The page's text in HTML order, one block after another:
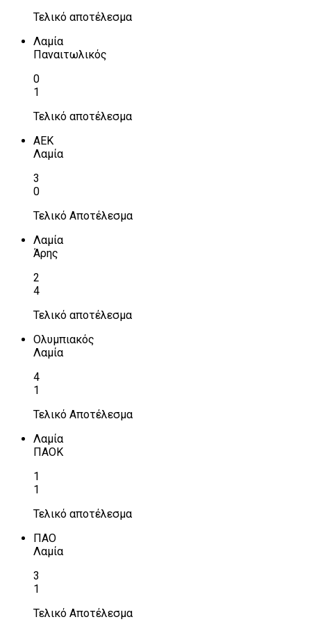
Τελικό αποτέλεσμα
Λαμία
Παναιτωλικός
0
1
Τελικό αποτέλεσμα
ΑΕΚ
Λαμία
3
0
Τελικό Αποτέλεσμα
Λαμία
Άρης
2
4
Τελικό αποτέλεσμα
Ολυμπιακός
Λαμία
4
1
Τελικό Αποτέλεσμα
Λαμία
ΠΑΟΚ
1
1
Τελικό αποτέλεσμα
ΠΑΟ
Λαμία
3
1
Τελικό Αποτέλεσμα